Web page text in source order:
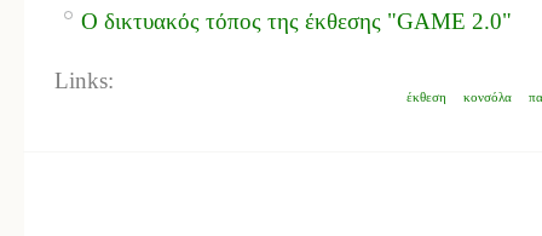
Ο δικτυακός τόπος της έκθεσης "GAME 2.0"
έκθεση κονσόλα
Links: